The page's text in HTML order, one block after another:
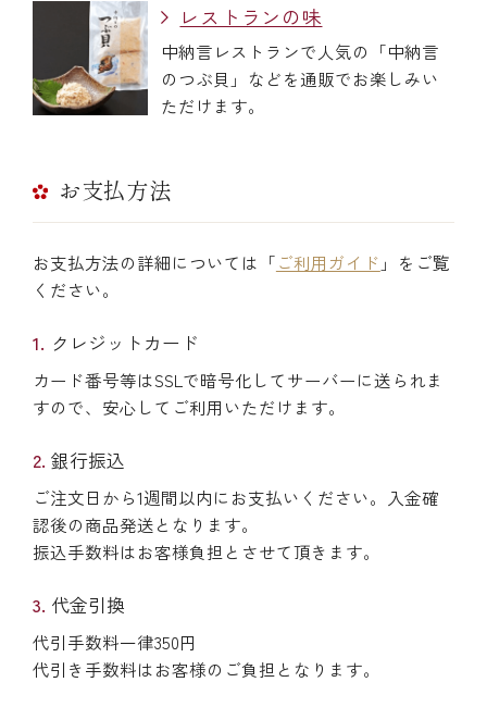
レストランの味
中納言レストランで人気の「中納言
のつぶ貝」などを通販でお楽しみい
ただけます。
お支払方法
お支払方法の詳細については「ご利用ガイド 」をご覧
ください。
クレジットカード
カード番号等はSSLで暗号化してサーバーに送られま
すので、安心してご利用いただけます。
銀行振込
ご注文日から1週間以内にお支払いください。入金確
認後の商品発送となります。
振込手数料はお客様負担とさせて頂きます。
代金引換
代引手数料一律350円
代引き手数料はお客様のご負担となります。